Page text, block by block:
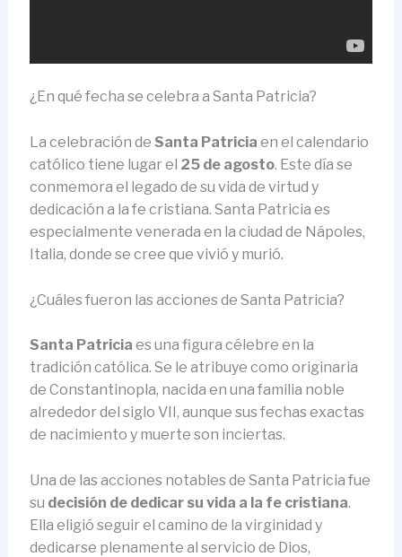
¿En qué fecha se celebra a Santa Patricia?
La celebración de Santa Patricia en el calendario
católico tiene lugar el 25 de agosto. Este día se
conmemora el legado de su vida de virtud y
dedicación a la fe cristiana. Santa Patricia es
especialmente venerada en la ciudad de Nápoles,
Italia, donde se cree que vivió y murió.
¿Cuáles fueron las acciones de Santa Patricia?
Santa Patricia es una figura célebre en la
tradición católica. Se le atribuye como originaria
de Constantinopla, nacida en una familia noble
alrededor del siglo VII, aunque sus fechas exactas
de nacimiento y muerte son inciertas.
Una de las acciones notables de Santa Patricia fue
su decisión de dedicar su vida a la fe cristiana.
Ella eligió seguir el camino de la virginidad y
dedicarse plenamente al servicio de Dios,